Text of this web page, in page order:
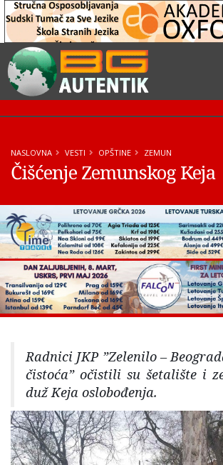
NASLOVNA VESTI OPŠTINE ZEMUN
Čišćenje Zemunskog Keja
Radnici JKP ”Zelenilo –
čistoća” očistili su šetalište i
duž Keja oslobođenja.